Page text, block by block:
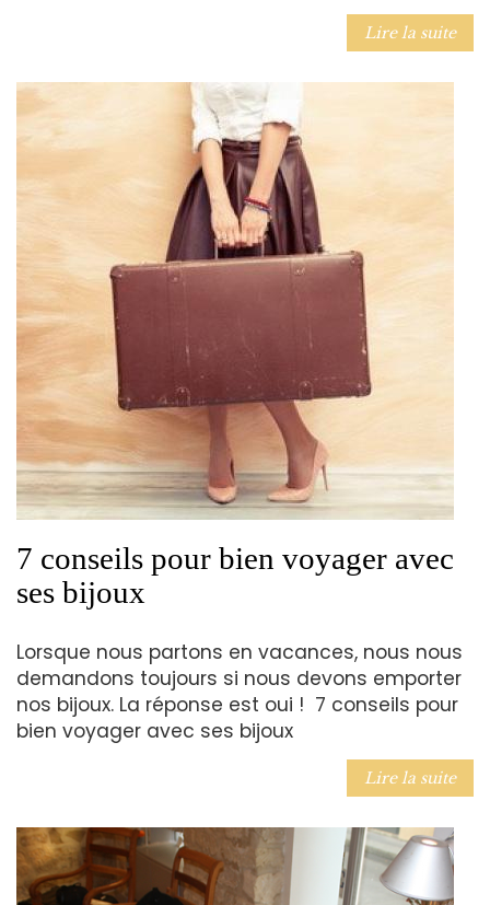
Lire la suite
7 conseils pour bien voyager avec
ses bijoux
Lorsque nous partons en vacances, nous nous
demandons toujours si nous devons emporter
nos bijoux. La réponse est oui ! 7 conseils pour
bien voyager avec ses bijoux
Lire la suite